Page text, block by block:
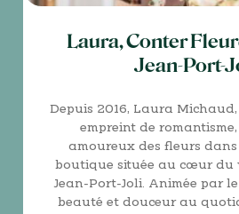
Laura, Conter
Jean-Port-
Depuis 2016, Laura
empreint de
amoureux des fleurs
boutique située au cœur du
Jean-Port-Joli. Animée par
beauté et douceur au